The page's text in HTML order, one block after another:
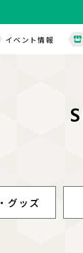
イベント情報
S
グッズ